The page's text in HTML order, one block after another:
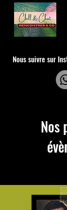
Nous suivre sur
Nos